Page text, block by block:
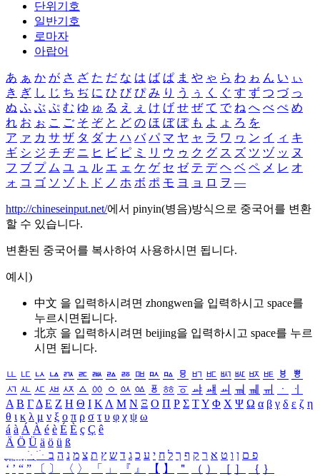
단위기호
일반기호
로마자
아랍어
あ ぁ か が さ ざ た だ な は ば ぱ ま や ゃ ら わ ゎ ん い ぃ
き ぎ し じ ち ぢ に ひ び ぴ み り う ぅ く ぐ す ず つ づ っ
ぬ ふ ぶ ぷ む ゆ ゅ る え ぇ け げ せ ぜ て で ね へ べ ぺ め
れ お ぉ こ ご そ ぞ と ど の ほ ぼ ぽ も よ ょ ろ を
ア ァ カ サ ザ タ ダ ナ ハ バ パ マ ヤ ャ ラ ワ ヮ ン イ ィ キ
ギ シ ジ チ ヂ ニ ヒ ビ ピ ミ リ ウ ゥ ク グ ス ズ ツ ヅ ッ ヌ
フ ブ プ ム ユ ュ ル エ ェ ケ ゲ セ ゼ テ デ ヘ ベ ペ メ レ オ
ォ コ ゴ ソ ゾ ト ド ノ ホ ボ ポ モ ヨ ョ ロ ヲ ―
http://chineseinput.net/에서 pinyin(병음)방식으로 중국어를 변환
할 수 있습니다.
변환된 중국어를 복사하여 사용하시면 됩니다.
예시)
中文 을 입력하시려면 zhongwen을 입력하시고 space를
누르시면됩니다.
北京 을 입력하시려면 beijing을 입력하시고 space를 누르
시면 됩니다.
ㅥ ㅦ ㅧ ㅨ ㅩ ㅪ ㅫ ㅬ ㅭ ㅮ ㅯ ㅰ ㅱ ㅲ ㅳ ㅴ ㅵ ㅶ ㅷ ㅸ
ㅹ
ㅺ ㅻ ㅼ ㅽ ㅾ ㅿ ㆀ ㆁ ㆂ ㆃ ㆄ ㆅ ㆆ ㆇ ㆈ ㆉ ㆊ ㆋ ㆌ ㆍ
ㆎ
Α Β ΓΔ Ε Ζ Η Θ Ι ΚΛ Μ Ν Ξ Ο Π Ρ Σ ΤΥ Φ Χ Ψ Ω α β γ δ ε ζ η
θ ι κ λ μ ν ξ ο π ρ σ τ υ φ χ ψ ω
á à Á À é è É È ç Ç ê
Ä Ö Ü ä ö ü ß
ִֶֹ ֻּ ׁׂ פ ם ן ו ט א ר ק ף ך ל ח י ע כ ג ד ש ץ ת צ מ נ ה ב
‘ ’ “ ” 〔 〕 〈 〉 「 」 『 』 【 】 ＂ （ ） ［ ］ ｛ ｝